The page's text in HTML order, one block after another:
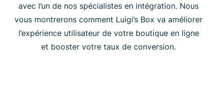
avec l’un de nos spécialistes en intégration. Nous
vous montrerons comment Luigi’s Box va améliorer
l’expérience utilisateur de votre boutique en ligne
et booster votre taux de conversion.